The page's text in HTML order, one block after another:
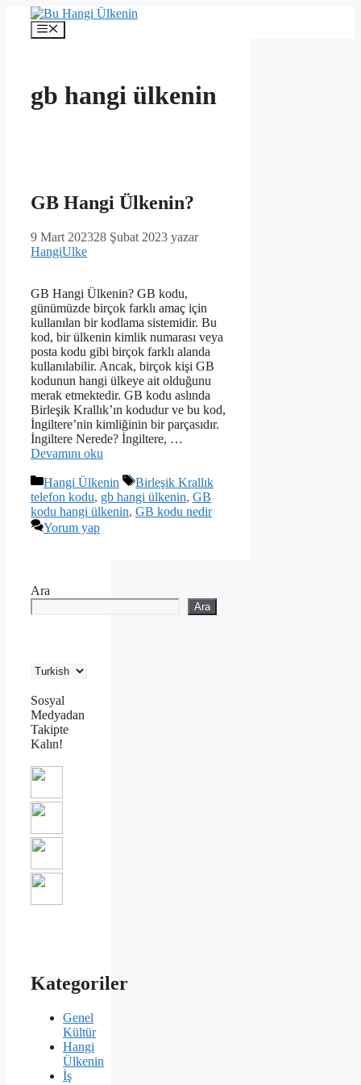
İçeriğe
Menü
gb hangi ülkenin
GB Hangi Ülkenin?
9 Mart 202328 Şubat 2023 yazar
HangiUlke
GB Hangi Ülkenin? GB kodu,
günümüzde birçok farklı amaç için
kullanılan bir kodlama sistemidir. Bu
kod, bir ülkenin kimlik numarası veya
posta kodu gibi birçok farklı alanda
kullanılabilir. Ancak, birçok kişi GB
kodunun hangi ülkeye ait olduğunu
merak etmektedir. GB kodu aslında
Birleşik Krallık’ın kodudur ve bu kod,
İngiltere’nin kimliğinin bir parçasıdır.
İngiltere Nerede? İngiltere, …
Devamını oku
Kategoriler
Hangi Ülkenin Etiketler
Birleşik Krallık
telefon kodu, gb hangi ülkenin, GB
kodu hangi ülkenin, GB kodu nedir
Yorum yap
Ara
Ara
Sosyal
Medyadan
Takipte
Kalın!
Kategoriler
Genel
Kültür
Hangi
Ülkenin
İş